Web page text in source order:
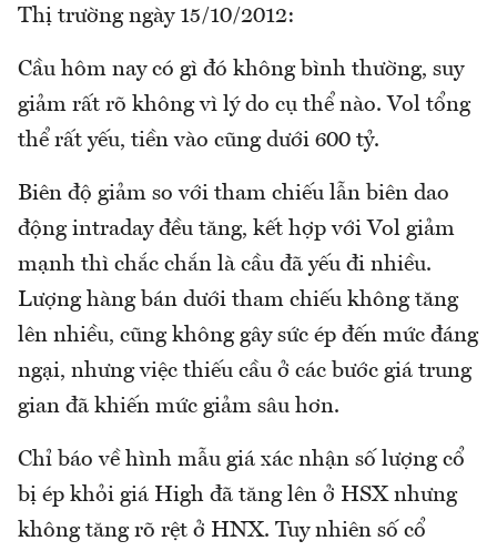
Thị trường ngày 15/10/2012:
Cầu hôm nay có gì đó không bình thường, suy
giảm rất rõ không vì lý do cụ thể nào. Vol tổng
thể rất yếu, tiền vào cũng dưới 600 tỷ.
Biên độ giảm so với tham chiếu lẫn biên dao
động intraday đều tăng, kết hợp với Vol giảm
mạnh thì chắc chắn là cầu đã yếu đi nhiều.
Lượng hàng bán dưới tham chiếu không tăng
lên nhiều, cũng không gây sức ép đến mức đáng
ngại, nhưng việc thiếu cầu ở các bước giá trung
gian đã khiến mức giảm sâu hơn.
Chỉ báo về hình mẫu giá xác nhận số lượng cổ
bị ép khỏi giá High đã tăng lên ở HSX nhưng
không tăng rõ rệt ở HNX. Tuy nhiên số cổ